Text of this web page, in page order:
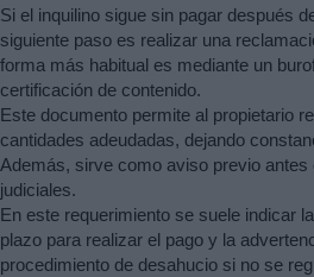
Si el inquilino sigue sin pagar después
siguiente paso es realizar una
forma más habitual es mediante un
certificación de contenido.
Este documento permite al propietario
cantidades adeudadas, dejando
Además, sirve como aviso previo antes
judiciales.
En este requerimiento se suele indicar
plazo para realizar el pago y la
procedimiento de desahucio si no se